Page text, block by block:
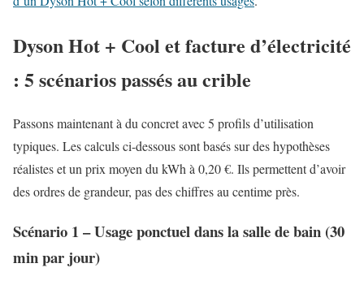
Dyson Hot + Cool et facture d’électricité
: 5 scénarios passés au crible
Passons maintenant à du concret avec 5 profils d’utilisation
typiques. Les calculs ci-dessous sont basés sur des hypothèses
réalistes et un prix moyen du kWh à 0,20 €. Ils permettent d’avoir
des ordres de grandeur, pas des chiffres au centime près.
Scénario 1 – Usage ponctuel dans la salle de bain (30
min par jour)